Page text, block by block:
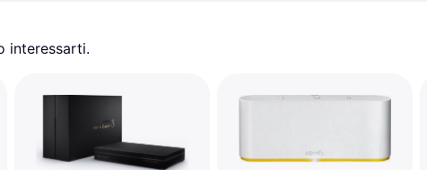
interessarti.